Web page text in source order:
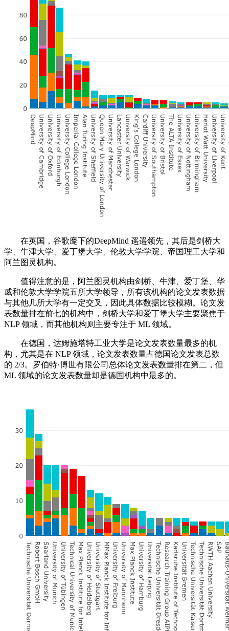
在英国，谷歌麾下的DeepMind 遥遥领先，其后是剑桥大
学、牛津大学、爱丁堡大学、伦敦大学学院、帝国理工大学和
阿兰图灵机构。
值得注意的是，阿兰图灵机构由剑桥、牛津、爱丁堡、华
威和伦敦大学学院五所大学领导，所有该机构的论文发表数据
与其他几所大学有一定交叉，因此具体数据比较模糊。论文发
表数量排在前七的机构中，剑桥大学和爱丁堡大学主要聚焦于
NLP 领域，而其他机构则主要专注于 ML 领域。
在德国，达姆施塔特工业大学是论文发表数量最多的机
构，尤其是在 NLP 领域，论文发表数量占德国论文发表总数
的 2/3。罗伯特·博世有限公司总体论文发表数量排在第二，但
ML 领域的论文发表数量却是德国机构中最多的。